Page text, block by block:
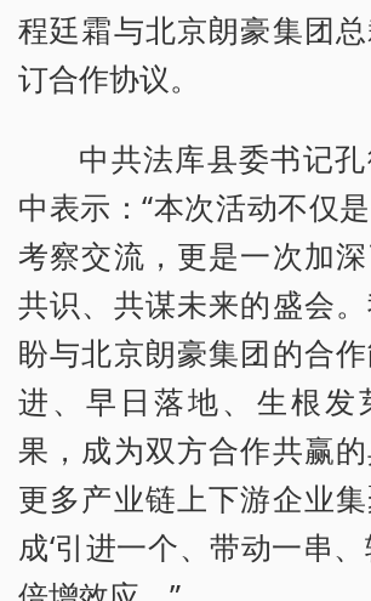
程廷霜与北京朗豪集团
订合作协议。
中共法库县委书记
中表示：“本次活动不仅
考察交流，更是一次加
共识、共谋未来的盛会
盼与北京朗豪集团的合
进、早日落地、生根发
果，成为双方合作共赢
更多产业链上下游企业
成‘引进一个、带动一串、